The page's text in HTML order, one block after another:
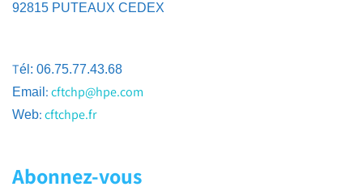
92815 PUTEAUX CEDEX
Tél: 06.75.77.43.68
Email :cftchp@hpe.com
Web:cftchpe.fr
Abonnez-vous